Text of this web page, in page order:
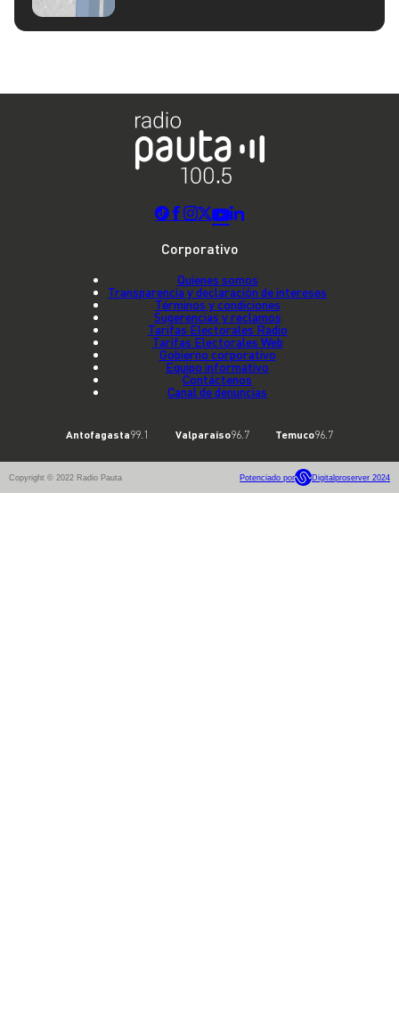
Corporativo
Quienes somos
Transparencia y declaración de intereses
Términos y condiciones
Sugerencias y reclamos
Tarifas Electorales Radio
Tarifas Electorales Web
Gobierno corporativo
Equipo informativo
Contáctenos
Canal de denuncias
Antofagasta99.1 Valparaíso96.7 Temuco96.7
Copyright © 2022 Radio Pauta Potenciado por Digitalproserver 2024